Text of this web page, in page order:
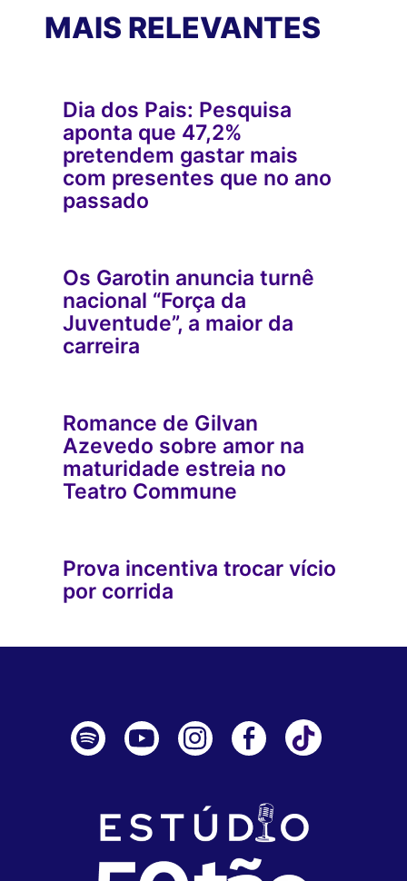
MAIS RELEVANTES
Dia dos Pais: Pesquisa
aponta que 47,2%
pretendem gastar mais
com presentes que no ano
passado
Os Garotin anuncia turnê
nacional “Força da
Juventude”, a maior da
carreira
Romance de Gilvan
Azevedo sobre amor na
maturidade estreia no
Teatro Commune
Prova incentiva trocar vício
por corrida